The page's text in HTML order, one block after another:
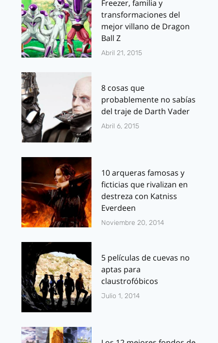
Freezer, familia y
transformaciones del
mejor villano de Dragon
Ball Z
Abril 21, 2015
8 cosas que
probablemente no sabías
del traje de Darth Vader
Abril 6, 2015
10 arqueras famosas y
ficticias que rivalizan en
destreza con Katniss
Everdeen
Noviembre 20, 2014
5 películas de cuevas no
aptas para
claustrofóbicos
Julio 1, 2014